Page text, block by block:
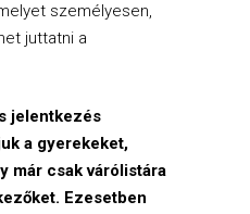
személyesen,
juttatni a
jelentkezés
a gyerekeket,
már csak várólistára
Ezesetben